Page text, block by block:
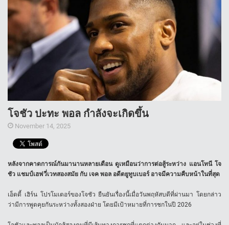
โจชัว ปะทะ พอล กำลังจะเกิดขึ้น
November 14, 2025
หลังจากคาดการณ์กันมานานหลายเดือน ดูเหมือนว่าการต่อสู้ระหว่าง แอนโทนี โจ
ชัว แชมป์เฮฟวี่เวทสองสมัย กับ เจค พอล อดีตยูทูบเบอร์ อาจมีความคืบหน้าในที่สุด
เอ็ดดี้ เฮิร์น โปรโมเตอร์ของโจชัว ยืนยันเรื่องนี้เมื่อวันพฤหัสบดีที่ผ่านมา โดยกล่าว
ว่ามีการพูดคุยกันระหว่างทั้งสองฝ่าย โดยมีเป้าหมายที่การชกในปี 2026